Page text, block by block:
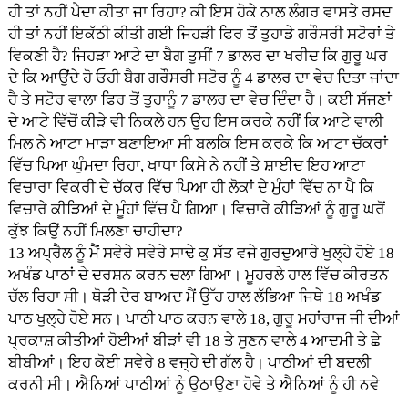
ਹੀ ਤਾਂ ਨਹੀਂ ਪੈਦਾ ਕੀਤਾ ਜਾ ਰਿਹਾ? ਕੀ ਇਸ ਹੋਕੇ ਨਾਲ ਲੰਗਰ ਵਾਸਤੇ ਰਸਦ
ਹੀ ਤਾਂ ਨਹੀਂ ਇਕੱਠੀ ਕੀਤੀ ਗਈ ਜਿਹੜੀ ਫਿਰ ਤੋਂ ਤੁਹਾਡੇ ਗਰੌਸਰੀ ਸਟੋਰਾਂ ਤੇ
ਵਿਕਣੀ ਹੈ? ਜਿਹੜਾ ਆਟੇ ਦਾ ਬੈਗ ਤੁਸੀਂ 7 ਡਾਲਰ ਦਾ ਖਰੀਦ ਕਿ ਗੁਰੂ ਘਰ
ਦੇ ਕਿ ਆਉਂਦੇ ਹੋ ਓਹੀ ਬੈਗ ਗਰੌਸਰੀ ਸਟੋਰ ਨੂੰ 4 ਡਾਲਰ ਦਾ ਵੇਚ ਦਿਤਾ ਜਾਂਦਾ
ਹੈ ਤੇ ਸਟੋਰ ਵਾਲਾ ਫਿਰ ਤੋਂ ਤੁਹਾਨੂੰ 7 ਡਾਲਰ ਦਾ ਵੇਚ ਦਿੰਦਾ ਹੈ। ਕਈ ਸੱਜਣਾਂ
ਦੇ ਆਟੇ ਵਿੱਚੋਂ ਕੀੜੇ ਵੀ ਨਿਕਲੇ ਹਨ ਉਹ ਇਸ ਕਰਕੇ ਨਹੀਂ ਕਿ ਆਟੇ ਵਾਲੀ
ਮਿਲ ਨੇ ਆਟਾ ਮਾੜਾ ਬਣਾਇਆ ਸੀ ਬਲਕਿ ਇਸ ਕਰਕੇ ਕਿ ਆਟਾ ਚੱਕਰਾਂ
ਵਿੱਚ ਪਿਆ ਘੁੰਮਦਾ ਰਿਹਾ, ਖਾਧਾ ਕਿਸੇ ਨੇ ਨਹੀਂ ਤੇ ਸ਼ਾਈਦ ਇਹ ਆਟਾ
ਵਿਚਾਰਾ ਵਿਕਰੀ ਦੇ ਚੱਕਰ ਵਿੱਚ ਪਿਆ ਹੀ ਲੋਕਾਂ ਦੇ ਮੁੰਹਾਂ ਵਿੱਚ ਨਾ ਪੈ ਕਿ
ਵਿਚਾਰੇ ਕੀੜਿਆਂ ਦੇ ਮੂੰਹਾਂ ਵਿੱਚ ਪੈ ਗਿਆ। ਵਿਚਾਰੇ ਕੀੜਿਆਂ ਨੂੰ ਗੁਰੂ ਘਰੋਂ
ਕੁੱਝ ਕਿਉਂ ਨਹੀਂ ਮਿਲਣਾ ਚਾਹੀਦਾ?
13 ਅਪ੍ਰੈਲ ਨੂੰ ਮੈਂ ਸਵੇਰੇ ਸਵੇਰੇ ਸਾਢੇ ਕੁ ਸੱਤ ਵਜੇ ਗੁਰਦੁਆਰੇ ਖੁਲ੍ਹੇ ਹੋਏ 18
ਅਖੰਡ ਪਾਠਾਂ ਦੇ ਦਰਸ਼ਨ ਕਰਨ ਚਲਾ ਗਿਆ। ਮੂਹਰਲੇ ਹਾਲ ਵਿੱਚ ਕੀਰਤਨ
ਚੱਲ ਰਿਹਾ ਸੀ। ਥੋੜੀ ਦੇਰ ਬਾਅਦ ਮੈਂ ਉੱਹ ਹਾਲ ਲੱਭਿਆ ਜਿਥੇ 18 ਅਖੰਡ
ਪਾਠ ਖੁਲ੍ਹੇ ਹੋਏ ਸਨ। ਪਾਠੀ ਪਾਠ ਕਰਨ ਵਾਲੇ 18, ਗੁਰੂ ਮਹਾਂਰਾਜ ਜੀ ਦੀਆਂ
ਪ੍ਰਕਾਸ਼ ਕੀਤੀਆਂ ਹੋਈਆਂ ਬੀੜਾਂ ਵੀ 18 ਤੇ ਸੁਣਨ ਵਾਲੇ 4 ਆਦਮੀ ਤੇ ਛੇ
ਬੀਬੀਆਂ। ਇਹ ਕੋਈ ਸਵੇਰੇ 8 ਵਜ੍ਹੇ ਦੀ ਗੱਲ ਹੈ। ਪਾਠੀਆਂ ਦੀ ਬਦਲੀ
ਕਰਨੀ ਸੀ। ਐਨਿਆਂ ਪਾਠੀਆਂ ਨੂੰ ਉਠਾਉਣਾ ਹੋਵੇ ਤੇ ਐਨਿਆਂ ਨੂੰ ਹੀ ਨਵੇ